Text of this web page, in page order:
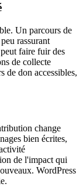
Un parcours de
rassurant
faire fuir des
de collecte
de don accessibles,
change
bien écrites,
de l'impact qui
WordPress